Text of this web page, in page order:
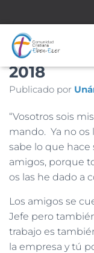
Nº 1.784
2018
Publicado por
“Vosotros sois
mando. Ya no os
sabe lo que hace
amigos, porque
os las he dado a
Los amigos se
Jefe pero
trabajo es
la empresa y tú